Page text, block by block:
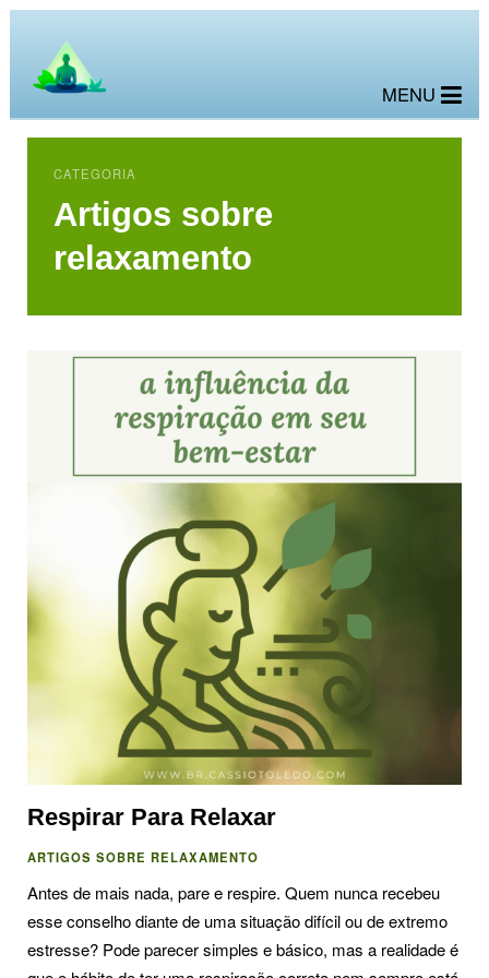
MENU
CATEGORIA
Artigos sobre
relaxamento
Respirar Para Relaxar
ARTIGOS SOBRE RELAXAMENTO
Antes de mais nada, pare e respire. Quem nunca recebeu
esse conselho diante de uma situação difícil ou de extremo
estresse? Pode parecer simples e básico, mas a realidade é